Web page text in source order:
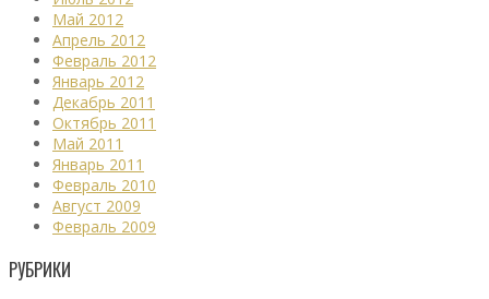
Май 2012
Апрель 2012
Февраль 2012
Январь 2012
Декабрь 2011
Октябрь 2011
Май 2011
Январь 2011
Февраль 2010
Август 2009
Февраль 2009
РУБРИКИ